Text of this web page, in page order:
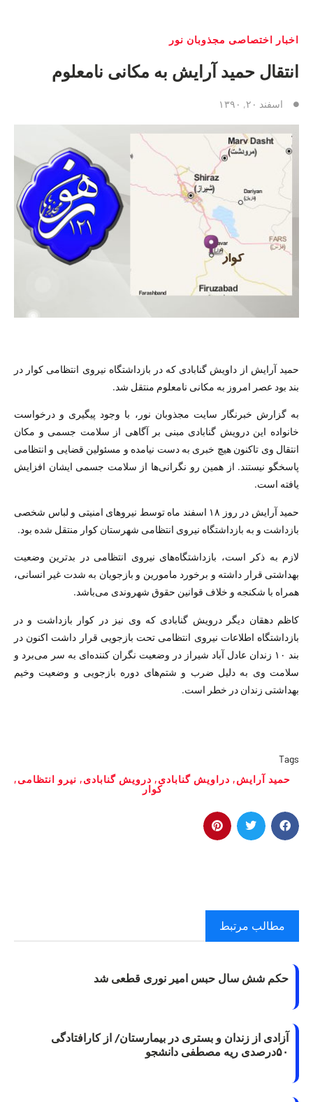
اخبار اختصاصی مجذوبان نور
انتقال حمید آرایش به مکانی نامعلوم
اسفند ۲۰, ۱۳۹۰
حمید آرایش از داویش گنابادی که در بازداشتگاه نیروی انتظامی کوار در
بند بود عصر امروز به مکانی نا‌معلوم منتقل شد.
به گزارش خبرنگار سایت مجذوبان نور، با وجود پیگیری و درخواست
خانواده این درویش گنابادی مبنی بر آگاهی از سلامت جسمی و مکان
انتقال وی تاکنون هیچ خبری به دست نیامده و مسئولین قضایی و انتظامی
پاسخگو نیستند. از همین رو نگرانی‌ها از سلامت جسمی ایشان افزایش
یافته است.
حمید آرایش در روز ١٨ اسفند ماه توسط نیروهای امنیتی و لباس شخصی
بازداشت و به بازداشتگاه نیروی انتظامی شهرستان کوار منتقل شده بود.
لازم به ذکر است، بازداشتگاه‌های نیروی انتظامی در بد‌ترین وضعیت
بهداشتی قرار داشته و برخورد مامورین و بازجویان به شدت غیر انسانی،
همراه با شکنجه و خلاف قوانین حقوق شهروندی می‌باشد.
کاظم دهقان دیگر درویش گنابادی که وی نیز در کوار بازداشت و در
بازداشتگاه اطلاعات نیروی انتظامی تحت بازجویی قرار داشت اکنون در
بند ١٠ زندان عادل آباد شیراز در وضعیت نگران کننده‌ای به سر می‌برد و
سلامت وی به دلیل ضرب و شتم‌های دوره بازجویی و وضعیت وخیم
بهداشتی زندان در خطر است.
Tags
حمید آرایش, دراویش گنابادی, درویش گنابادی, نیرو انتظامی,
کوار
مطالب مرتبط
حکم شش سال حبس امیر نوری قطعی شد
آزادی از زندان و بستری در بیمارستان/ از کارافتادگی
۵۰درصدی ریه مصطفی دانشجو